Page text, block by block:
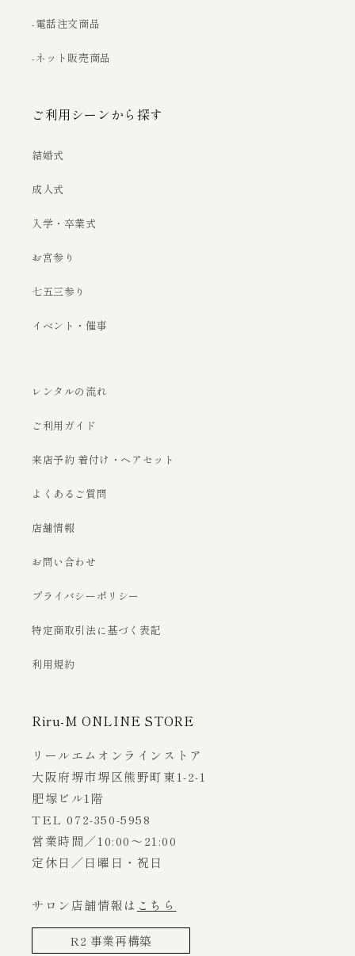
-電話注文商品
-ネット販売商品
ご利用シーンから探す
結婚式
成人式
入学・卒業式
お宮参り
七五三参り
イベント・催事
レンタルの流れ
ご利用ガイド
来店予約 着付け・ヘアセット
よくあるご質問
店舗情報
お問い合わせ
プライバシーポリシー
特定商取引法に基づく表記
利用規約
Riru-M ONLINE STORE
リールエムオンラインストア
大阪府堺市堺区熊野町東1-2-1
肥塚ビル1階
TEL 072-350-5958
営業時間／10:00～21:00
定休日／日曜日・祝日
サロン店舗情報は こちら
R2 事業再構築